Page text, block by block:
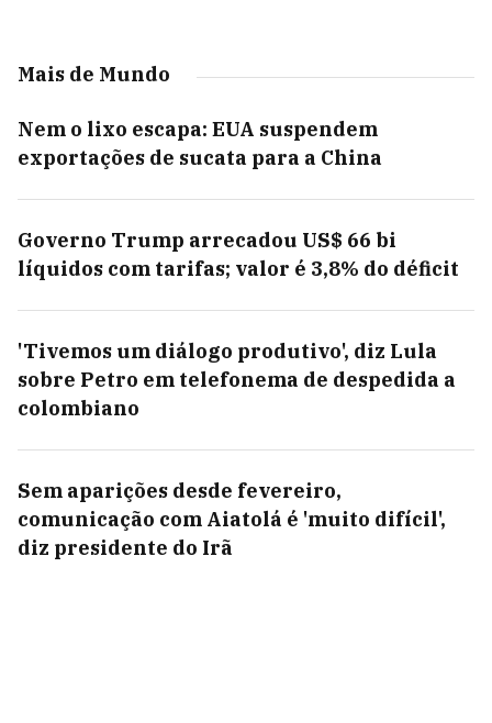
Mais de Mundo
Nem o lixo escapa: EUA suspendem
exportações de sucata para a China
Governo Trump arrecadou US$ 66 bi
líquidos com tarifas; valor é 3,8% do déficit
'Tivemos um diálogo produtivo', diz Lula
sobre Petro em telefonema de despedida a
colombiano
Sem aparições desde fevereiro,
comunicação com Aiatolá é 'muito difícil',
diz presidente do Irã